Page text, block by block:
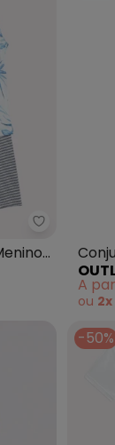
Kyly -
A
ou 2x
-50%